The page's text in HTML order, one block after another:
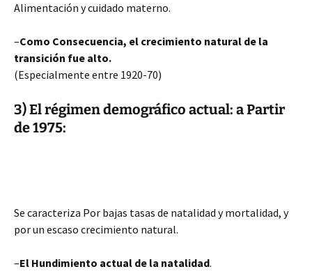
Alimentación y cuidado materno.
–Como Consecuencia, el crecimiento natural de la
transición fue alto.
(Especialmente entre 1920-70)
3) El régimen demográfico actual: a Partir
de 1975:
Se caracteriza Por bajas tasas de natalidad y mortalidad, y
por un escaso crecimiento natural.
–El Hundimiento actual de la natalidad.